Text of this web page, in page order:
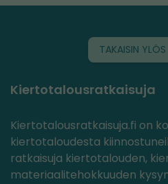
TAKAISIN YLÖS
Kiertotalousratkaisuja
Kiertotalousratkaisuja.fi on
kiertotaloudesta
ratkaisuja kiertotalouden,
materiaalitehokkuuden